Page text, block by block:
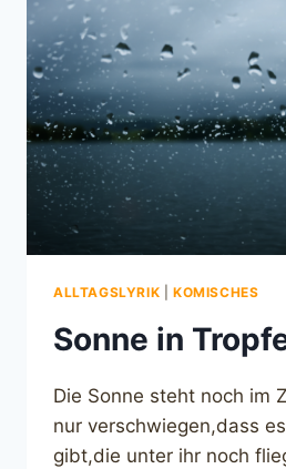
ALLTAGSLYRIK KOMISCHES
Sonne in
Die Sonne steht noch im
nur verschwiegen,dass
gibt,die unter ihr noch